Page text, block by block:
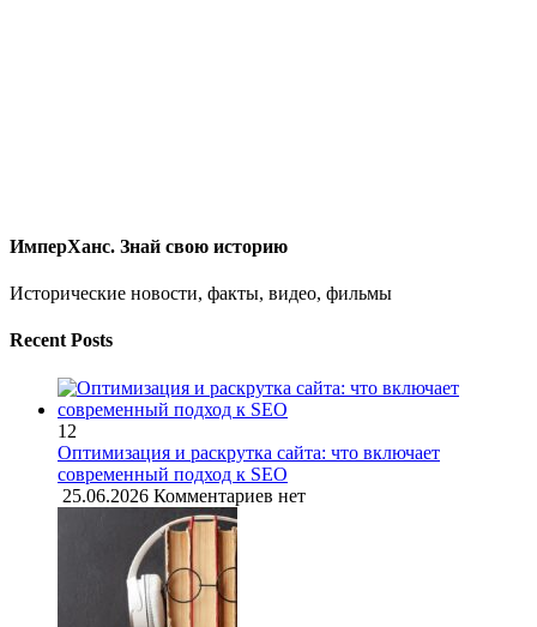
ИмперХанс. Знай свою историю
Исторические новости, факты, видео, фильмы
Recent Posts
12
Оптимизация и раскрутка сайта: что включает
современный подход к SEO
25.06.2026 Комментариев нет